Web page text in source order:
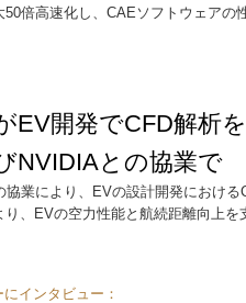
倍高速化し、CAEソフトウェアの
EV開発でCFD解
NVIDIAとの協業で
業により、EVの設計開発におけ
、EVの空力性能と航続距離向上
インタビュー：